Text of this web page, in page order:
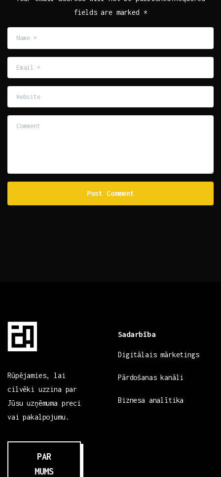
fields are marked *
*
Website
Rūpējamies, lai
cilvēki uzzina par
Jūsu uzņēmuma preci
vai pakalpojumu.
PAR
MUMS
Sadarbība
Digitālais mārketings
Pārdošanas kanāli
Biznesa analītika